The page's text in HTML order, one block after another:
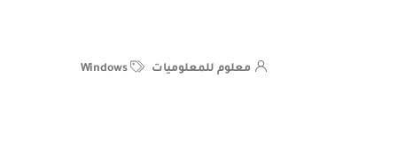
معلوم للمعلوميات Windows